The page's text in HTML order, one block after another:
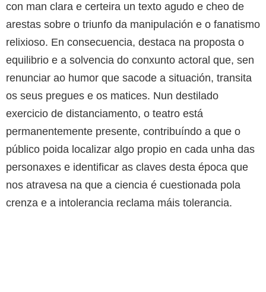
con man clara e certeira un texto agudo e cheo de
arestas sobre o triunfo da manipulación e o fanatismo
relixioso. En consecuencia, destaca na proposta o
equilibrio e a solvencia do conxunto actoral que, sen
renunciar ao humor que sacode a situación, transita
os seus pregues e os matices. Nun destilado
exercicio de distanciamento, o teatro está
permanentemente presente, contribuíndo a que o
público poida localizar algo propio en cada unha das
personaxes e identificar as claves desta época que
nos atravesa na que a ciencia é cuestionada pola
crenza e a intolerancia reclama máis tolerancia.